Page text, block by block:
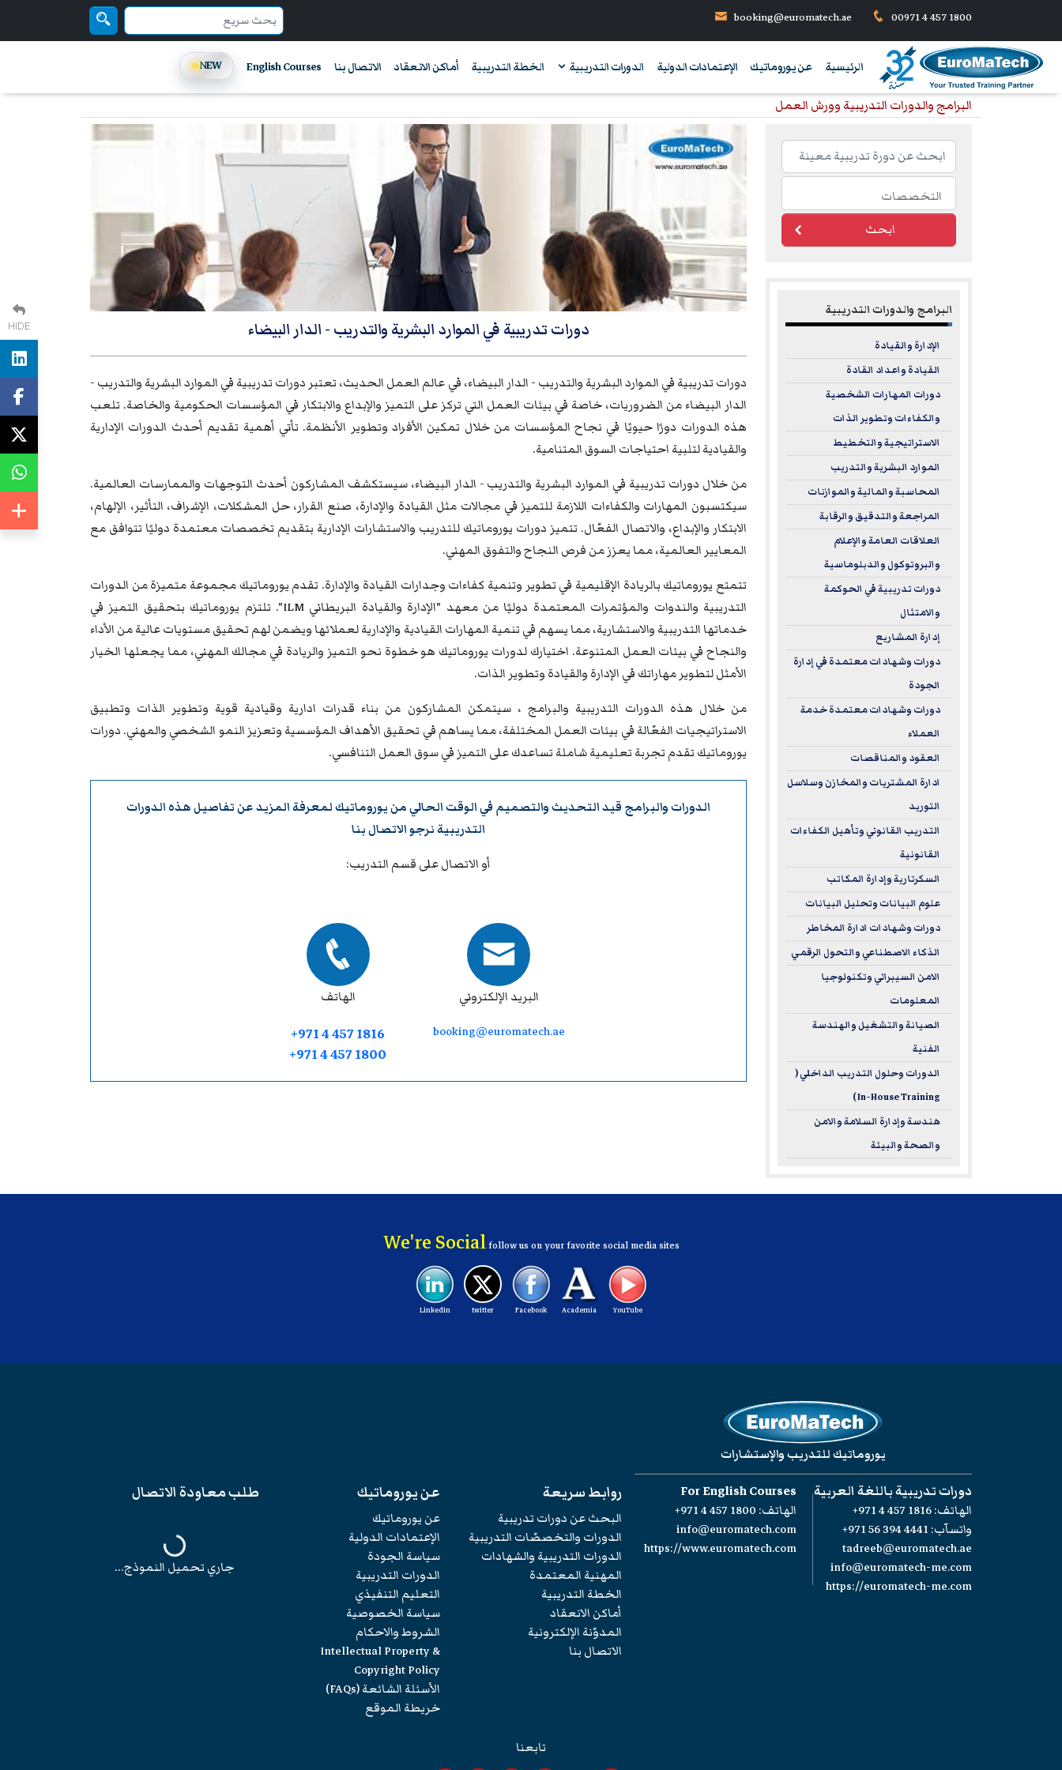
00971 4 457 1800
booking@euromatech.ae
الرئيسية عن يوروماتيك الإعتمادات الدولية الدورات التدريبية الخطة التدريبية أماكن الانعقاد الاتصال بنا English Courses
NEW
البرامج والدورات التدريبية وورش العمل
دورات تدريبية في الموارد البشرية والتدريب - الدار البيضاء
دورات تدريبية في الموارد البشرية والتدريب - الدار البيضاء، في عالم العمل الحديث، تعتبر دورات تدريبية في الموارد البشرية والتدريب -
الدار البيضاء من الضروريات، خاصة في بيئات العمل التي تركز على التميز والإبداع والابتكار في المؤسسات الحكومية والخاصة. تلعب
هذه الدورات دورًا حيويًا في نجاح المؤسسات من خلال تمكين الأفراد وتطوير الأنظمة. تأتي أهمية تقديم أحدث الدورات الإدارية
والقيادية لتلبية احتياجات السوق المتنامية.
من خلال دورات تدريبية في الموارد البشرية والتدريب - الدار البيضاء، سيستكشف المشاركون أحدث التوجهات والممارسات العالمية.
سيكتسبون المهارات والكفاءات اللازمة للتميز في مجالات مثل القيادة والإدارة، صنع القرار، حل المشكلات، الإشراف، التأثير، الإلهام،
الابتكار والإبداع، والاتصال الفعّال. تتميز دورات يوروماتيك للتدريب والاستشارات الإدارية بتقديم تخصصات معتمدة دوليًا تتوافق مع
المعايير العالمية، مما يعزز من فرص النجاح والتفوق المهني.
تتمتع يوروماتيك بالريادة الإقليمية في تطوير وتنمية كفاءات وجدارات القيادة والإدارة. تقدم يوروماتيك مجموعة متميزة من الدورات
التدريبية والندوات والمؤتمرات المعتمدة دوليًا من معهد "الإدارة والقيادة البريطاني ILM". تلتزم يوروماتيك بتحقيق التميز في
خدماتها التدريبية والاستشارية، مما يسهم في تنمية المهارات القيادية والإدارية لعملائها ويضمن لهم تحقيق مستويات عالية من الأداء
والنجاح في بيئات العمل المتنوعة. اختيارك لدورات يوروماتيك هو خطوة نحو التميز والريادة في مجالك المهني، مما يجعلها الخيار
الأمثل لتطوير مهاراتك في الإدارة والقيادة وتطوير الذات.
من خلال هذه الدورات التدريبية والبرامج ، سيتمكن المشاركون من بناء قدرات ادارية وقيادية قوية وتطوير الذات وتطبيق
الاستراتيجيات الفعّالة في بيئات العمل المختلفة، مما يساهم في تحقيق الأهداف المؤسسية وتعزيز النمو الشخصي والمهني. دورات
يوروماتيك تقدم تجربة تعليمية شاملة تساعدك على التميز في سوق العمل التنافسي.
الدورات والبرامج قيد التحديث والتصميم في الوقت الحالي منيوروماتيكلمعرفة المزيد عن تفاصيل هذه الدورات
التدريبية نرجوالاتصال بنا
أو الاتصال على قسم التدريب:
البريد الإلكتروني
booking@euromatech.ae
الهاتف
+971 4 457 1816
+971 4 457 1800
ابحث
البرامج والدورات التدريبية
الإدارة والقيادة
القيادة واعداد القادة
دورات المهارات الشخصية
والكفاءات وتطوير الذات
الاستراتيجية والتخطيط
الموارد البشرية والتدريب
المحاسبة والمالية والموازنات
المراجعة والتدقيق والرقابة
العلاقات العامة والإعلام
والبروتوكول والدبلوماسية
دورات تدريبية في الحوكمة
والامتثال
إدارة المشاريع
دورات وشهادات معتمدة في إدارة
الجودة
دورات وشهادات معتمدة خدمة
العملاء
العقود والمناقصات
ادارة المشتريات والمخازن وسلاسل
التوريد
التدريب القانوني وتأهيل الكفاءات
القانونية
السكرتارية وإدارة المكاتب
علوم البيانات وتحليل البيانات
دورات وشهادات ادارة المخاطر
الذكاء الاصطناعي والتحول الرقمي
الامن السيبراني وتكنولوجيا
المعلومات
الصيانة والتشغيل والهندسة
الفنية
الدورات وحلول التدريب الداخلي (
In-House Training )
هندسة وإدارة السلامة والامن
والصحة والبيئة
We're Socialfollow us on your favorite social media sites
YouTube
Academia
Facebook
twitter
Linkedin
يوروماتيك للتدريب والإستشارات
دورات تدريبية باللغة العربية
الهاتف:+971 4 457 1816
واتسآب:+971 56 394 4441
tadreeb@euromatech.ae
info@euromatech-me.com
https://euromatech-me.com
For English Courses
الهاتف: +971 4 457 1800
info@euromatech.com
https://www.euromatech.com
روابط سريعة
البحث عن دورات تدريبية
الدورات والتخصصّات التدريبية
الدورات التدريبية والشهادات
المهنية المعتمدة
الخطة التدريبية
أماكن الانعقاد
المدوّنة الإلكترونية
الاتصال بنا
عن يوروماتيك
عن يوروماتيك
الإعتمادات الدولية
سياسة الجودة
الدورات التدريبية
التعليم التنفيذي
سياسة الخصوصية
الشروط والاحكام
Intellectual Property &
Copyright Policy
الأسئلة الشائعة (FAQs)
خريطة الموقع
طلب معاودة الاتصال
جاري تحميل النموذج...
تابعنا
HIDE